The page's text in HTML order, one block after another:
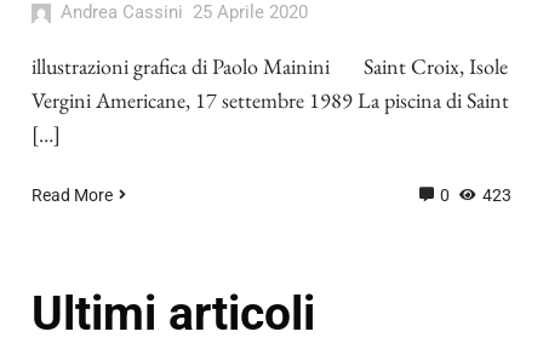
Andrea Cassini 25 Aprile 2020
illustrazioni grafica di Paolo Mainini Saint Croix, Isole
Vergini Americane, 17 settembre 1989 La piscina di Saint
[…]
Read More 0 423
Ultimi articoli